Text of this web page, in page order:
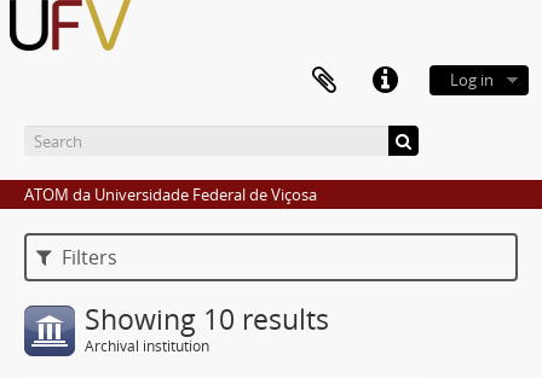
Log in
ATOM da Universidade Federal de Viçosa
Filters
Showing 10 results
Archival institution